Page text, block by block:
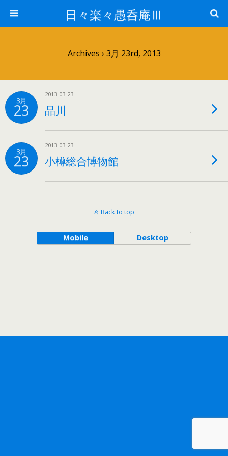
日々楽々愚呑庵Ⅲ
Archives › 3月 23rd, 2013
3月
23
2013-03-23
品川
3月
23
2013-03-23
小樽総合博物館
Back to top
Mobile Desktop